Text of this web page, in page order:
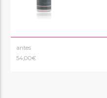
antes
54,00€